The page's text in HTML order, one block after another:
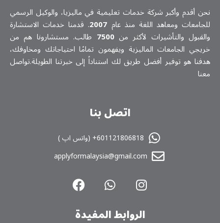
نحن أقدم وأكبر شركة خدمات تعلیمیة في ماليزيا، والوكيل الرسمي
للجامعات ومعاهد اللغة منذ عام 2007. قدمنا خدمات الاستشارة
والقبول والتأشيرات لأكثر من7500 طالب. مستشارونا هم من
خريجي الجامعات الماليزية ويفهمون تمامًا احتياجاتك ومخاوفك،
هدفنا هو توفير أفضل طريق لك استناداً إلى خبرتنا الطويلة.تواصل
معنا
اتصل بنا
601121806818+ (واتس اپ )
applyformalaysia@gmail.com
الروابط المفیدة